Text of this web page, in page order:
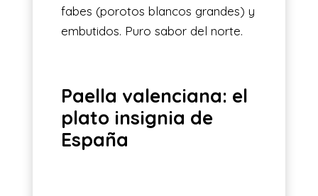
fabes (porotos blancos grandes) y
embutidos. Puro sabor del norte.
Paella valenciana: el
plato insignia de
España